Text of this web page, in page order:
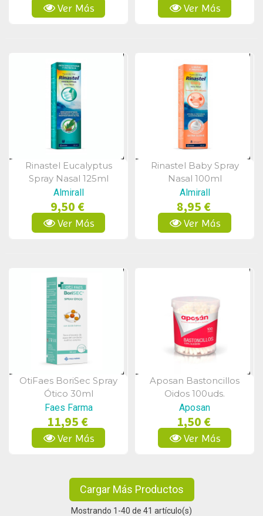
Ver Más Ver Más
Vista Rápida
Rinastel Eucalyptus
Spray Nasal 125ml
Almirall
9,50 €
Ver Más
Vista Rápida
Rinastel Baby Spray
Nasal 100ml
Almirall
8,95 €
Ver Más
Vista Rápida
OtiFaes BoriSec Spray
Ótico 30ml
Faes Farma
11,95 €
Ver Más
Vista Rápida
Aposan Bastoncillos
Oidos 100uds.
Aposan
1,50 €
Ver Más
Cargar Más Productos
Mostrando 1 -40 de 41 artículo(s)